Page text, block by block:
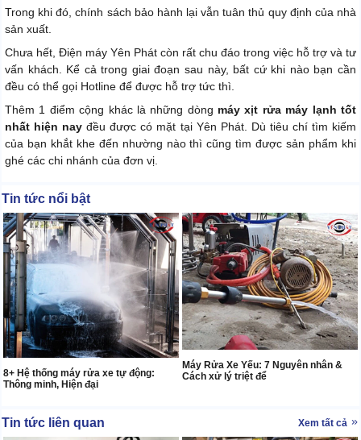
Trong khi đó, chính sách bảo hành lại vẫn tuân thủ quy định của nhà
sản xuất.
Chưa hết, Điện máy Yên Phát còn rất chu đáo trong việc hỗ trợ và tư
vấn khách. Kể cả trong giai đoạn sau này, bất cứ khi nào bạn cần
đều có thể gọi Hotline để được hỗ trợ tức thì.
Thêm 1 điểm cộng khác là những dòng máy xịt rửa máy lạnh tốt
nhất hiện nay đều được có mặt tại Yên Phát. Dù tiêu chí tìm kiếm
của bạn khắt khe đến nhường nào thì cũng tìm được sản phẩm khi
ghé các chi nhánh của đơn vị.
Tin tức nổi bật
8+ Hệ thống máy rửa xe tự động:
Thông minh, Hiện đại
Máy Rửa Xe Yếu: 7 Nguyên nhân &
Cách xử lý triệt để
Tin tức liên quan Xem tất cả